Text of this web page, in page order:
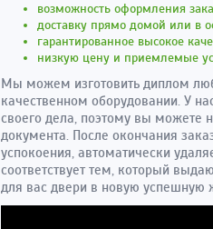
возможность оформления
доставку прямо домой или в
гарантированное высокое
низкую цену и приемлемые
Мы можем изготовить диплом
качественном оборудовании. У
своего дела, поэтому вы можете
документа. После окончания
успокоения, автоматически
соответствует тем, который
для вас двери в новую успешную